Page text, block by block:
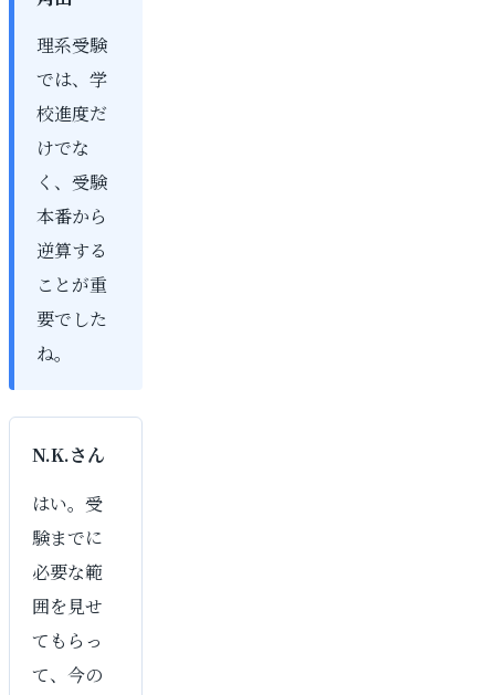
理系受験
では、学
校進度だ
けでな
く、受験
本番から
逆算する
ことが重
要でした
ね。
N.K.さん
はい。受
験までに
必要な範
囲を見せ
てもらっ
て、今の